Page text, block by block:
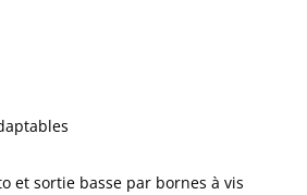
et sortie basse par bornes à vis